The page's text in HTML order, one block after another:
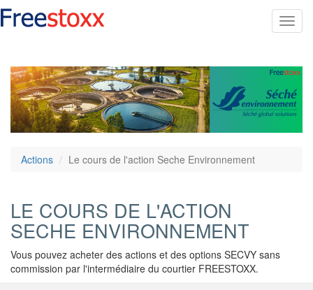
Actions Le cours de l'action Seche Environnement
LE COURS DE L'ACTION
SECHE ENVIRONNEMENT
Vous pouvez acheter des actions et des options SECVY sans
commission par l'intermédiaire du courtier FREESTOXX.